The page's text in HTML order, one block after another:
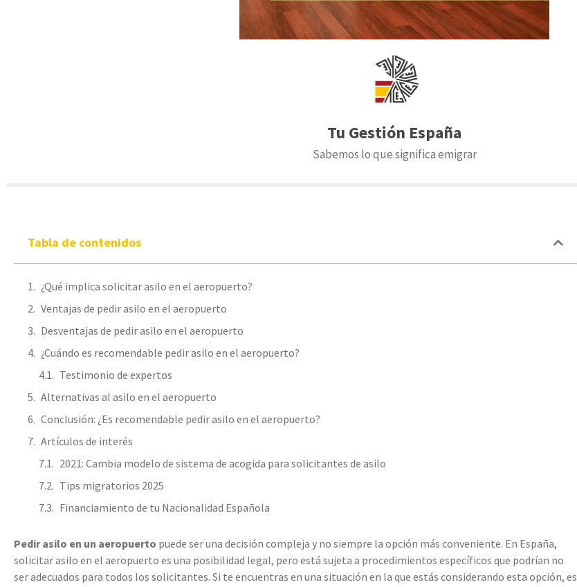
Tu Gestión España
Sabemos lo que significa emigrar
Tabla de contenidos
¿Qué implica solicitar asilo en el aeropuerto?
Ventajas de pedir asilo en el aeropuerto
Desventajas de pedir asilo en el aeropuerto
¿Cuándo es recomendable pedir asilo en el aeropuerto?
Testimonio de expertos
Alternativas al asilo en el aeropuerto
Conclusión: ¿Es recomendable pedir asilo en el aeropuerto?
Artículos de interés
2021: Cambia modelo de sistema de acogida para solicitantes de asilo
Tips migratorios 2025
Financiamiento de tu Nacionalidad Española
Pedir asilo en un aeropuerto puede ser una decisión compleja y no siempre la opción más conveniente. En España,
solicitar asilo en el aeropuerto es una posibilidad legal, pero está sujeta a procedimientos específicos que podrían no
ser adecuados para todos los solicitantes. Si te encuentras en una situación en la que estás considerando esta opción, es